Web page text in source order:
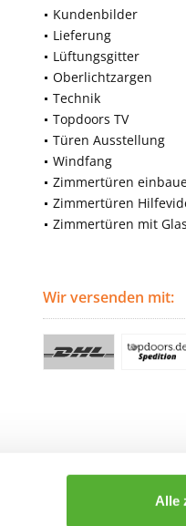
Alle
Kundenbilder
Lieferung
Lüftungsgitter
Oberlichtzargen
Technik
Topdoors TV
Türen Ausstellung
Windfang
Zimmertüren
Zimmertüren
Zimmertüren mit Glas
Wir versenden mit: